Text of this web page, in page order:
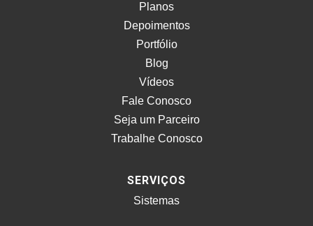
Planos
Depoimentos
Portfólio
Blog
Vídeos
Fale Conosco
Seja um Parceiro
Trabalhe Conosco
SERVIÇOS
Sistemas